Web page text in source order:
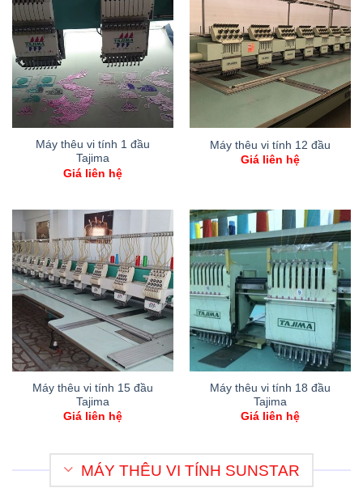
Máy thêu vi tính 1 đầu
Tajima
Giá liên hệ
Máy thêu vi tính 12 đầu
Giá liên hệ
Máy thêu vi tính 15 đầu
Tajima
Giá liên hệ
Máy thêu vi tính 18 đầu
Tajima
Giá liên hệ
MÁY THÊU VI TÍNH SUNSTAR